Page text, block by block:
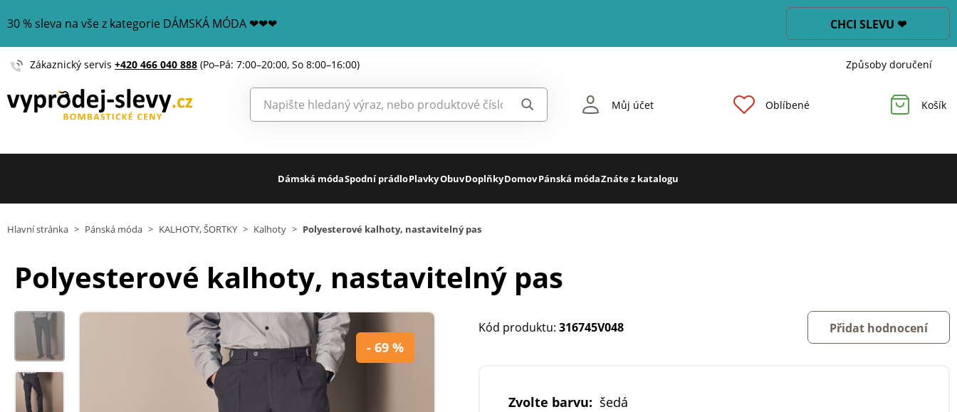
30 % sleva na vše z kategorie DÁMSKÁ MÓDA ❤❤❤ CHCI SLEVU ❤
Zákaznický servis +420 466 040 888 (Po–Pá: 7:00–20:00, So 8:00–16:00) Způsoby doručení
Můj účet Oblíbené Košík
Dámská módaSpodní prádloPlavkyObuvDoplňkyDomovPánská módaZnáte z katalogu
Hlavní stránka > Pánská móda > KALHOTY, ŠORTKY > Kalhoty > Polyesterové kalhoty, nastavitelný pas
Polyesterové kalhoty, nastavitelný pas
- 69 %
Kód produktu: 316745V048 Přidat hodnocení
Zvolte barvu: šedá